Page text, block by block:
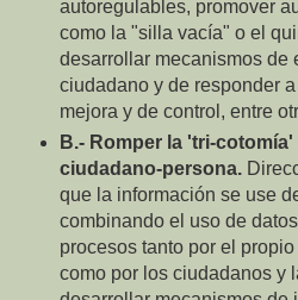
autoregulables, promover
como la "silla vacía" o el
desarrollar mecanismos de
ciudadano y de responder
mejora y de control, entre
B.- Romper la 'tri-
ciudadano-persona.
que la información se use
combinando el uso de
procesos tanto por el
como por los ciudadanos y